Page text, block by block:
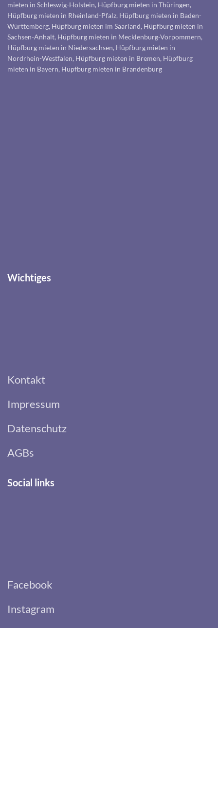
mieten in Schleswig-Holstein, Hüpfburg mieten in Thüringen,
Hüpfburg mieten in Rheinland-Pfalz, Hüpfburg mieten in Baden-
Württemberg, Hüpfburg mieten im Saarland, Hüpfburg mieten in
Sachsen-Anhalt, Hüpfburg mieten in Mecklenburg-Vorpommern,
Hüpfburg mieten in Niedersachsen, Hüpfburg mieten in
Nordrhein-Westfalen, Hüpfburg mieten in Bremen, Hüpfburg
mieten in Bayern, Hüpfburg mieten in Brandenburg
Wichtiges
Kontakt
Impressum
Datenschutz
AGBs
Social links
Facebook
Instagram